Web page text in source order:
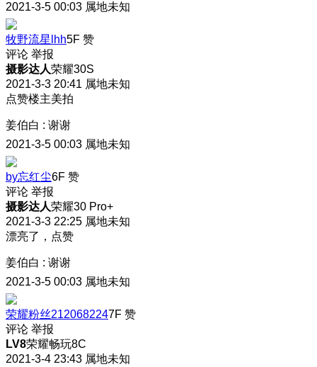
2021-3-5 00:03 属地未知
牧野流星lhh5F 赞
评论 举报
摄影达人荣耀30S
2021-3-3 20:41 属地未知
点赞楼主美拍
姜伯白 : 谢谢
2021-3-5 00:03 属地未知
by忘红尘6F 赞
评论 举报
摄影达人荣耀30 Pro+
2021-3-3 22:25 属地未知
漂亮了，点赞
姜伯白 : 谢谢
2021-3-5 00:03 属地未知
荣耀粉丝2120682247F 赞
评论 举报
LV8荣耀畅玩8C
2021-3-4 23:43 属地未知